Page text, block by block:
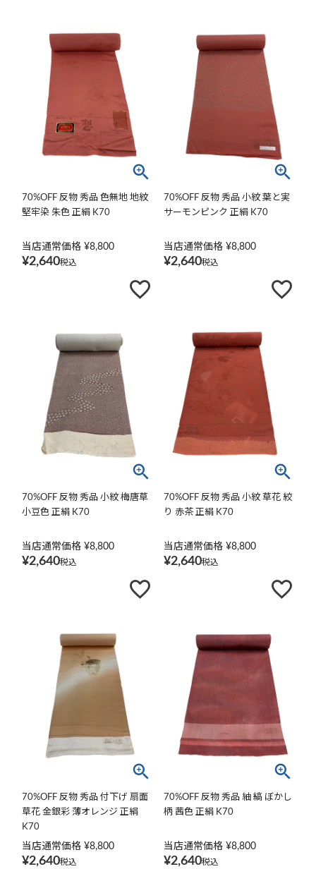
70%OFF 反物 秀品 色無地 地紋
堅牢染 朱色 正絹 K70
当店通常価格 ¥8,800
¥2,640税込
70%OFF 反物 秀品 小紋 葉と実
サーモンピンク 正絹 K70
当店通常価格 ¥8,800
¥2,640税込
70%OFF 反物 秀品 小紋 梅唐草
小豆色 正絹 K70
当店通常価格 ¥8,800
¥2,640税込
70%OFF 反物 秀品 小紋 草花 絞
り 赤茶 正絹 K70
当店通常価格 ¥8,800
¥2,640税込
70%OFF 反物 秀品 付下げ 扇面
草花 金銀彩 薄オレンジ 正絹
K70
当店通常価格 ¥8,800
¥2,640税込
70%OFF 反物 秀品 紬 縞 ぼかし
柄 茜色 正絹 K70
当店通常価格 ¥8,800
¥2,640税込